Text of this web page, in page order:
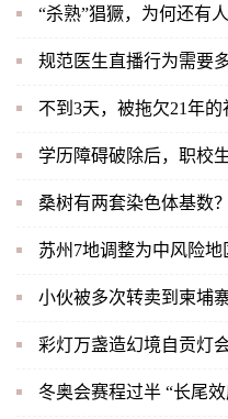
“杀熟”猖獗，为何还有
规范医生直播行为需要
不到3天，被拖欠21年
学历障碍破除后，职校
桑树有两套染色体基数
苏州7地调整为中风险地
小伙被多次转卖到柬埔
彩灯万盏造幻境自贡灯
冬奥会赛程过半 “长尾效